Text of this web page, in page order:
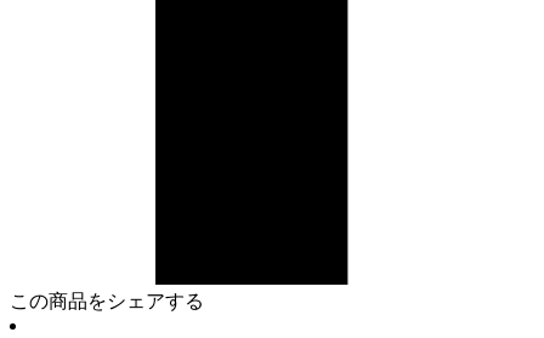
この商品をシェアする